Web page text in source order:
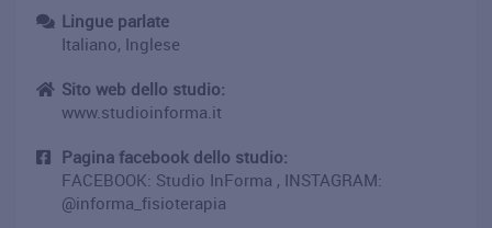
Lingue parlate
Italiano, Inglese
Sito web dello studio:
www.studioinforma.it
Pagina facebook dello studio:
FACEBOOK: Studio InForma , INSTAGRAM:
@informa_fisioterapia